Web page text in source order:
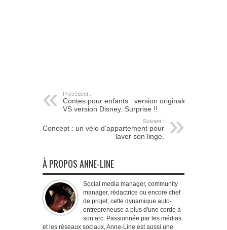
Précédent :
Contes pour enfants : version originale
VS version Disney. Surprise !!
Suivant :
Concept : un vélo d’appartement pour
laver son linge.
À PROPOS ANNE-LINE
Social media manager, community
manager, rédactrice ou encore chef
de projet, cette dynamique auto-
entrepreneuse a plus d'une corde à
son arc. Passionnée par les médias
et les réseaux sociaux, Anne-Line est aussi une